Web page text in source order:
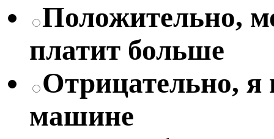
Положительно,
платит больше
Отрицательно,
машине